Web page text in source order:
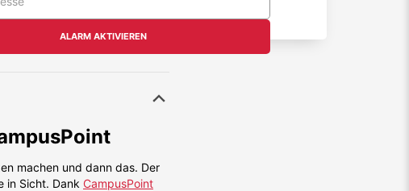
ALARM AKTIVIEREN
machen und dann das. Der
in Sicht. Dank CampusPoint